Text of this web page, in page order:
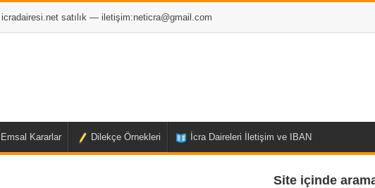
icradairesi.net satılık — iletişim:neticra@gmail.com
Emsal Kararlar Dilekçe Örnekleri İcra Daireleri İletişim ve IBAN
Site içinde